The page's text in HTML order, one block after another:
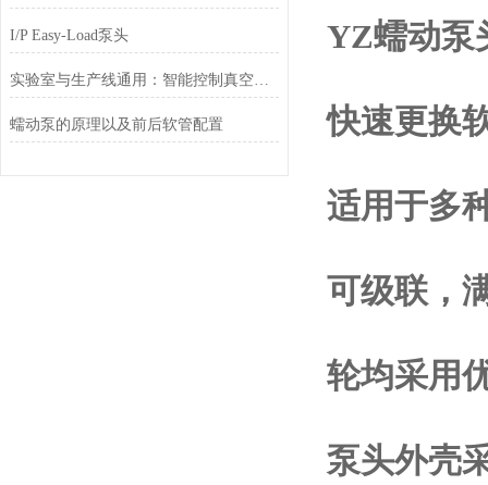
I/P Easy-Load泵头
实验室与生产线通用：智能控制真空脱泡器，准确调控气泡消除过程
蠕动泵的原理以及前后软管配置
YZ蠕动泵
快速更换
适用于多
可级联，
轮均采用
泵头外壳